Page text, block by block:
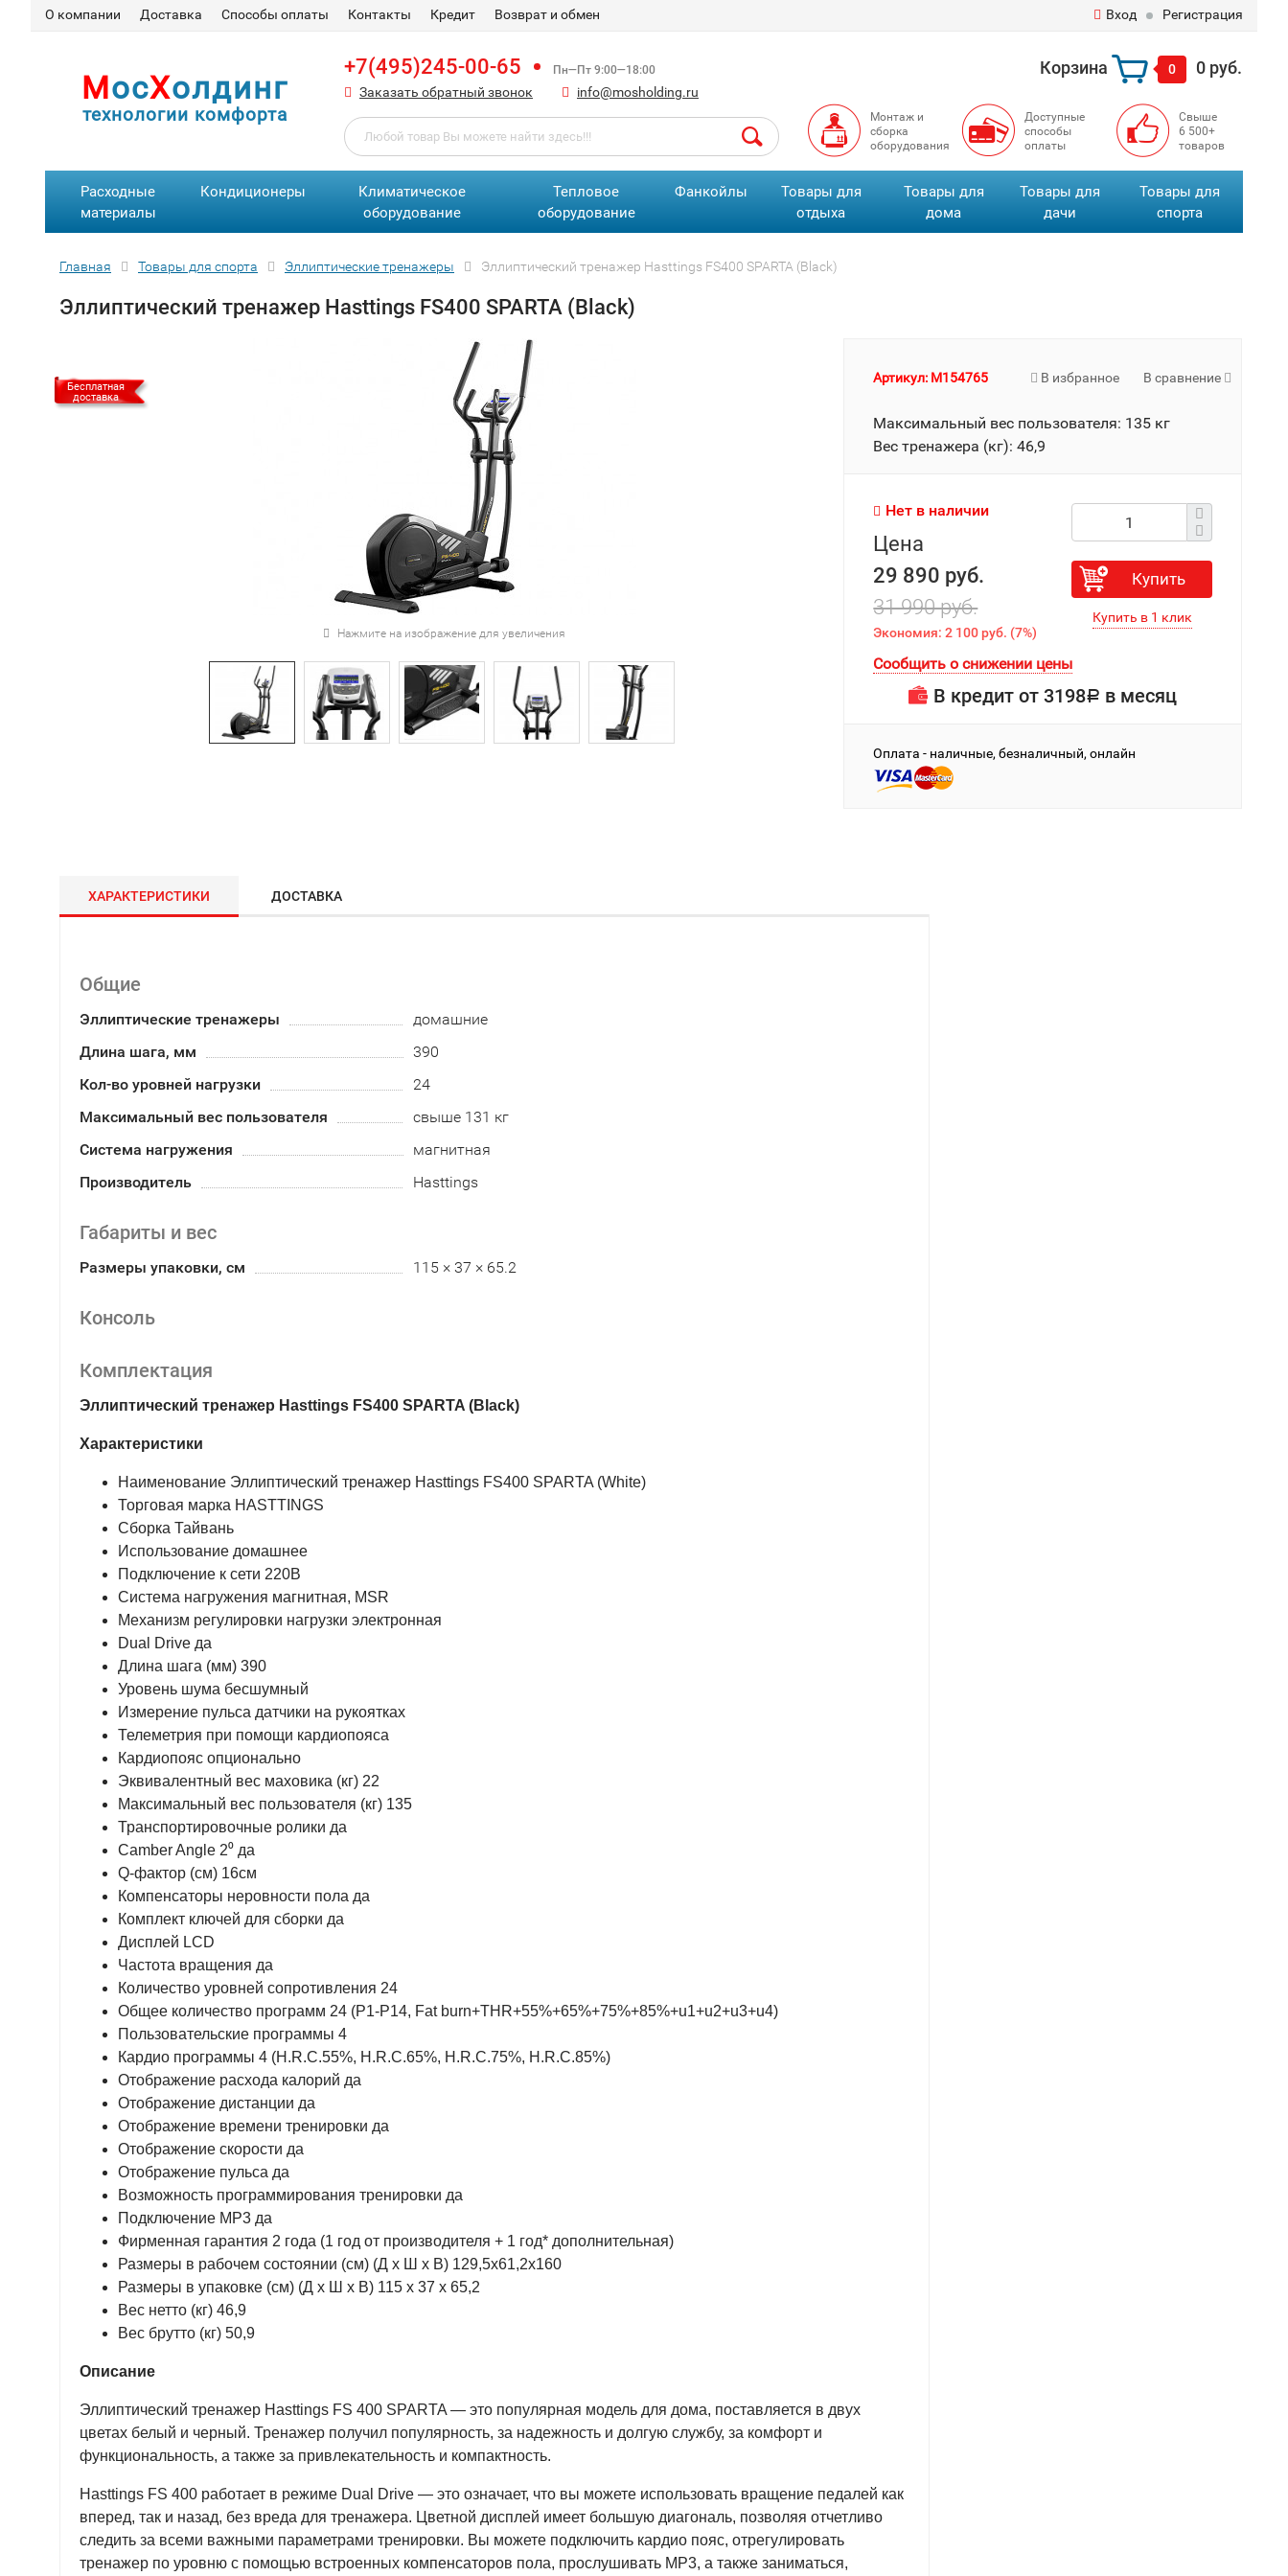
О компании Доставка Способы оплаты Контакты Кредит Возврат и обмен Вход Регистрация
МосХолдинг
технологии комфорта
+7(495)245-00-65 Пн—Пт 9:00—18:00
Заказать обратный звонок info@mosholding.ru
Корзина 0 0 руб.
Монтаж и
сборка
оборудования
Доступные
способы
оплаты
Свыше
6 500+
товаров
Расходные
материалы
Кондиционеры
Климатическое
оборудование
Тепловое
оборудование
Фанкойлы
Товары для
отдыха
Товары для
дома
Товары для
дачи
Товары для
спорта
Главная Товары для спорта Эллиптические тренажеры Эллиптический тренажер Hasttings FS400 SPARTA (Black)
Эллиптический тренажер Hasttings FS400 SPARTA (Black)
Нажмите на изображение для увеличения
Бесплатная
доставка
В избранное В сравнение
Артикул: M154765
Максимальный вес пользователя: 135 кг
Вес тренажера (кг): 46,9
Нет в наличии
Цена
29 890 руб.
31 990 руб.
Экономия:2 100 руб. (7%)
Купить
Сообщить о снижении цены
В кредит от3198Р в месяц
Оплата - наличные, безналичный, онлайн
ХАРАКТЕРИСТИКИ ДОСТАВКА
Общие
Эллиптические тренажеры
домашние
Длина шага, мм
390
Кол-во уровней нагрузки
24
Максимальный вес пользователя
свыше 131 кг
Система нагружения
магнитная
Производитель
Hasttings
Габариты и вес
Размеры упаковки, см 115 × 37 × 65.2
Консоль
Комплектация
Эллиптический тренажер Hasttings FS400 SPARTA (Black)
Характеристики
Наименование Эллиптический тренажер Hasttings FS400 SPARTA (White)
Торговая марка HASTTINGS
Сборка Тайвань
Использование домашнее
Подключение к сети 220В
Система нагружения магнитная, MSR
Механизм регулировки нагрузки электронная
Dual Drive да
Длина шага (мм) 390
Уровень шума бесшумный
Измерение пульса датчики на рукоятках
Телеметрия при помощи кардиопояса
Кардиопояс опционально
Эквивалентный вес маховика (кг) 22
Максимальный вес пользователя (кг) 135
Транспортировочные ролики да
Camber Angle 2⁰ да
Q-фактор (см) 16см
Компенсаторы неровности пола да
Комплект ключей для сборки да
Дисплей LCD
Частота вращения да
Количество уровней сопротивления 24
Общее количество программ 24 (P1-P14, Fat burn+THR+55%+65%+75%+85%+u1+u2+u3+u4)
Пользовательские программы 4
Кардио программы 4 (H.R.C.55%, H.R.C.65%, H.R.C.75%, H.R.C.85%)
Отображение расхода калорий да
Отображение дистанции да
Отображение времени тренировки да
Отображение скорости да
Отображение пульса да
Возможность программирования тренировки да
Подключение MP3 да
Фирменная гарантия 2 года (1 год от производителя + 1 год* дополнительная)
Размеры в рабочем состоянии (см) (Д х Ш х В) 129,5х61,2х160
Размеры в упаковке (см) (Д х Ш х В) 115 х 37 х 65,2
Вес нетто (кг) 46,9
Вес брутто (кг) 50,9
Описание
Эллиптический тренажер Hasttings FS 400 SPARTA — это популярная модель для дома, поставляется в двух
цветах белый и черный. Тренажер получил популярность, за надежность и долгую службу, за комфорт и
функциональность, а также за привлекательность и компактность.
Hasttings FS 400 работает в режиме Dual Drive — это означает, что вы можете использовать вращение педалей как
вперед, так и назад, без вреда для тренажера. Цветной дисплей имеет большую диагональ, позволяя отчетливо
следить за всеми важными параметрами тренировки. Вы можете подключить кардио пояс, отрегулировать
тренажер по уровню с помощью встроенных компенсаторов пола, прослушивать MP3, а также заниматься,